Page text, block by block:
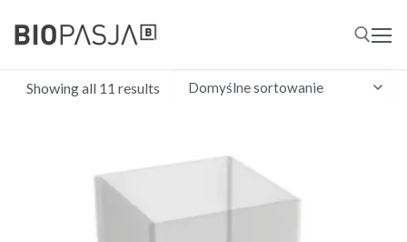
Showing all 11 results